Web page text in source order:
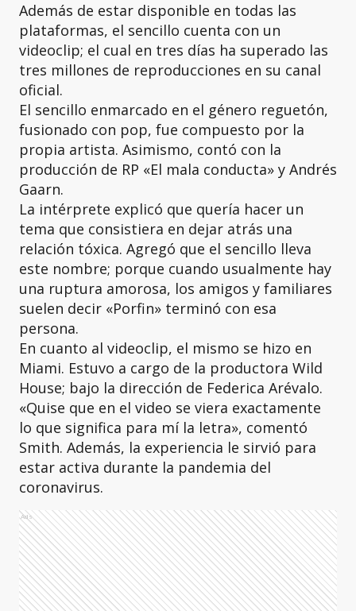
Además de estar disponible en todas las
plataformas, el sencillo cuenta con un
videoclip; el cual en tres días ha superado las
tres millones de reproducciones en su canal
oficial.
El sencillo enmarcado en el género reguetón,
fusionado con pop, fue compuesto por la
propia artista. Asimismo, contó con la
producción de RP «El mala conducta» y Andrés
Gaarn.
La intérprete explicó que quería hacer un
tema que consistiera en dejar atrás una
relación tóxica. Agregó que el sencillo lleva
este nombre; porque cuando usualmente hay
una ruptura amorosa, los amigos y familiares
suelen decir «Porfin» terminó con esa
persona.
En cuanto al videoclip, el mismo se hizo en
Miami. Estuvo a cargo de la productora Wild
House; bajo la dirección de Federica Arévalo.
«Quise que en el video se viera exactamente
lo que significa para mí la letra», comentó
Smith. Además, la experiencia le sirvió para
estar activa durante la pandemia del
coronavirus.
Ads